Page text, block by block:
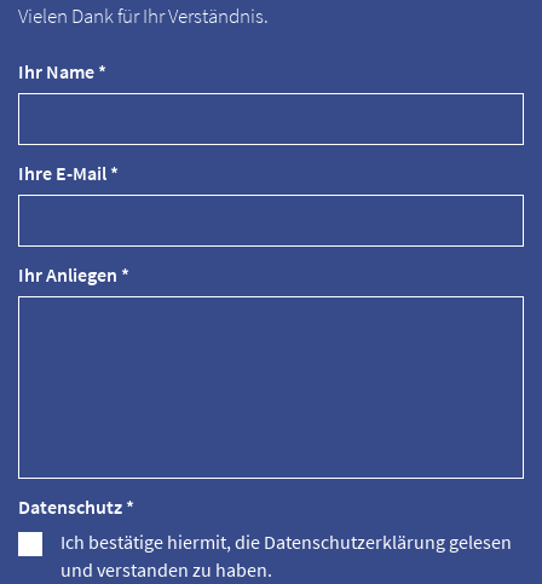
Ihr Name *
Ihre E-Mail *
Ihr Anliegen *
Datenschutz *
Ich bestätige hiermit, die Datenschutzerklärung gelesen
und verstanden zu haben.
Vielen Dank für Ihr Verständnis.